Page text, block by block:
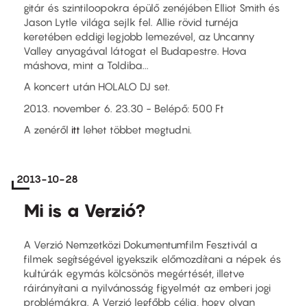
gitár és szintiloopokra épülő zenéjében Elliot Smith és
Jason Lytle világa sejlk fel. Allie rövid turnéja
keretében eddigi legjobb lemezével, az Uncanny
Valley anyagával látogat el Budapestre. Hova
máshova, mint a Toldiba...
A koncert után HOLALO DJ set.
2013. november 6. 23.30 - Belépő: 500 Ft
A zenéről itt lehet többet megtudni.
2013-10-28
Mi is a Verzió?
A Verzió Nemzetközi Dokumentumfilm Fesztivál a
filmek segítségével igyekszik előmozdítani a népek és
kultúrák egymás kölcsönös megértését, illetve
ráirányítani a nyilvánosság figyelmét az emberi jogi
problémákra. A Verzió legfőbb célja, hogy olyan